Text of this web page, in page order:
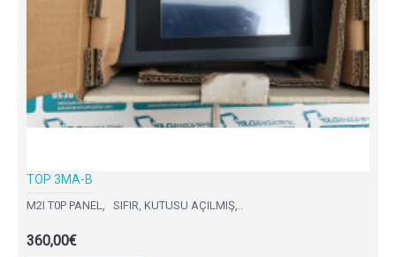
TOP 3MA-B
M2I T0P PANEL, SIFIR, KUTUSU AÇILMIŞ,..
360,00€